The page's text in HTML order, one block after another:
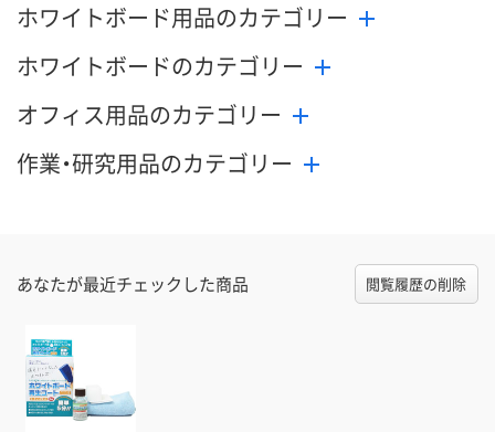
ホワイトボード用品のカテゴリー
ホワイトボードのカテゴリー
オフィス用品のカテゴリー
作業・研究用品のカテゴリー
あなたが最近チェックした商品 閲覧履歴の削除